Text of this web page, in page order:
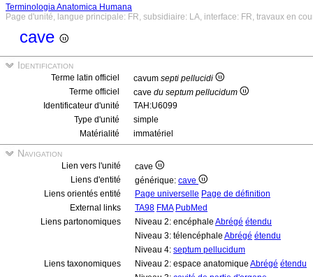
Terminologia Anatomica Humana
Page d'unité, langue principale: FR, subsidiaire: LA, interface: FR, travaux en
cave
Identification
Terme latin officiel cavum septi pellucidi
Terme officiel
cave du septum pellucidum
Identificateur d'unité
TAH:U6099
Type d'unité
simple
Matérialité
immatériel
Navigation
Lien vers l'unité
cave
Liens d'entité
générique: cave
Liens orientés entité
Page universelle Page de définition
External links
TA98 FMA PubMed
Liens partonomiques
Niveau 2: encéphale Abrégé étendu
Niveau 3: télencéphale Abrégé étendu
Niveau 4: septum pellucidum
Liens taxonomiques
Niveau 2: espace anatomique Abrégé étendu